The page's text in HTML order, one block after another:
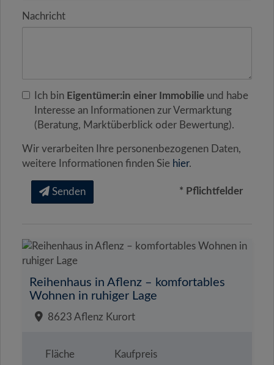
Nachricht
Ich bin Eigentümer:in einer Immobilie und habe
Interesse an Informationen zur Vermarktung
(Beratung, Marktüberblick oder Bewertung).
Wir verarbeiten Ihre personenbezogenen Daten,
weitere Informationen finden Sie hier.
Senden * Pflichtfelder
Reihenhaus in Aflenz – komfortables
Wohnen in ruhiger Lage
8623 Aflenz Kurort
Fläche
Kaufpreis